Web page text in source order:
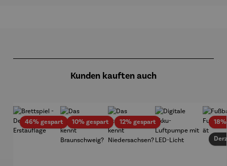
Kunden kauften auch
46% gespartRabatt10% gespartRabatt12% gespartRabatt